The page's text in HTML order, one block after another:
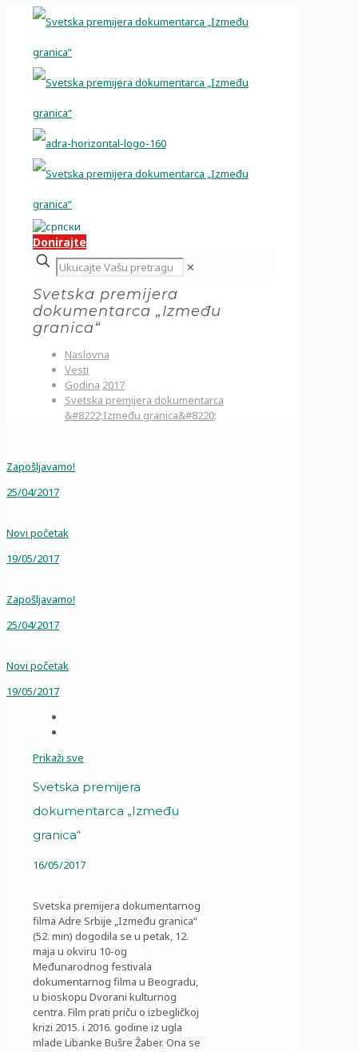
Donirajte
✕
Svetska premijera
dokumentarca „Između
granica“
Naslovna
Vesti
Godina 2017
Svetska premijera dokumentarca
&#8222;Između granica&#8220;
Zapošljavamo!
25/04/2017
Novi početak
19/05/2017
Zapošljavamo!
25/04/2017
Novi početak
19/05/2017
Prikaži sve
Svetska premijera
dokumentarca „Između
granica“
16/05/2017
Svetska premijera dokumentarnog
filma Adre Srbije „Između granica“
(52. min) dogodila se u petak, 12.
maja u okviru 10-og
Međunarodnog festivala
dokumentarnog filma u Beogradu,
u bioskopu Dvorani kulturnog
centra. Film prati priču o izbegličkoj
krizi 2015. i 2016. godine iz ugla
mlade Libanke Bušre Žaber. Ona se